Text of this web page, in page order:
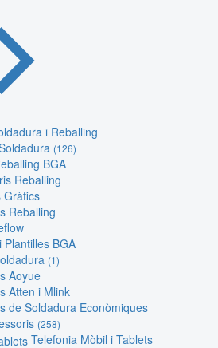
i Reballing
(126)
BGA
Reballing
Gràfics
Reballing
Plantilles BGA
(1)
Aoyue
Atten i Mlink
de Soldadura Econòmiques
(258)
Telefonia Mòbil i Tablets